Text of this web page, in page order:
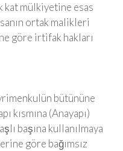
kat mülkiyetine esas
ortak malikleri
göre irtifak hakları
bütününe
kısmına (Anayapı)
başına kullanılmaya
göre bağımsız